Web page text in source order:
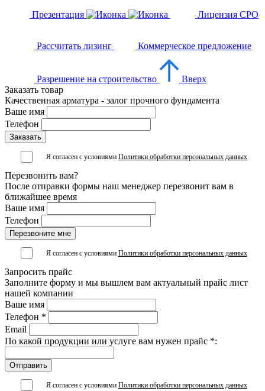
Презентация Лицензия СРО
Рассчитать лизинг Коммерческое предложение
Разрешение на строительство
Вверх
Заказать товар
Качественная арматура - залог прочного фундамента
Ваше имя
Телефон
Я согласен с условиями Политики обработки персональных данных
Перезвонить вам?
После отправки формы наш менеджер перезвонит вам в
ближайшее время
Ваше имя
Телефон
Я согласен с условиями Политики обработки персональных данных
Запросить прайс
Заполните форму и мы вышлем вам актуальный прайс лист
нашей компании
Ваше имя
Телефон *
Email
По какой продукции или услуге вам нужен прайс *:
Я согласен с условиями Политики обработки персональных данных